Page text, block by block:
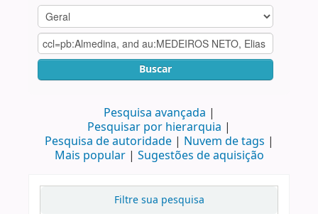
Buscar
Pesquisa avançada
Pesquisar por hierarquia
Pesquisa de autoridade
Nuvem de tags
Mais popular
Sugestões de aquisição
Filtre sua pesquisa